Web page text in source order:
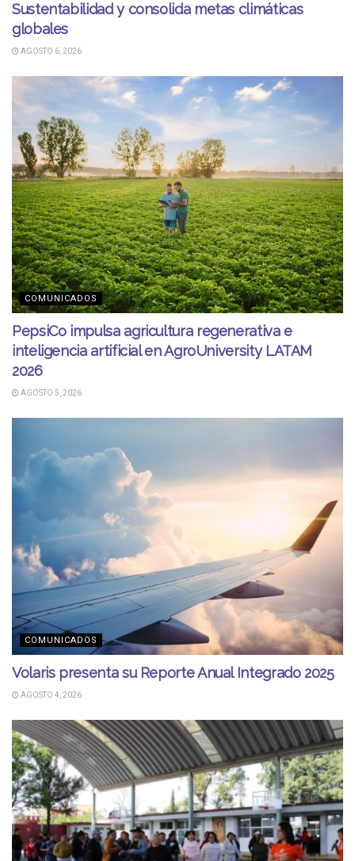
Sustentabilidad y consolida metas climáticas
globales
AGOSTO 6, 2026
COMUNICADOS
PepsiCo impulsa agricultura regenerativa e
inteligencia artificial en AgroUniversity LATAM
2026
AGOSTO 5, 2026
COMUNICADOS
Volaris presenta su Reporte Anual Integrado 2025
AGOSTO 4, 2026